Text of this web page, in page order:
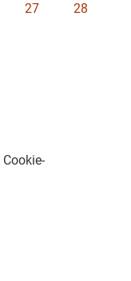
27
28
Cookie-